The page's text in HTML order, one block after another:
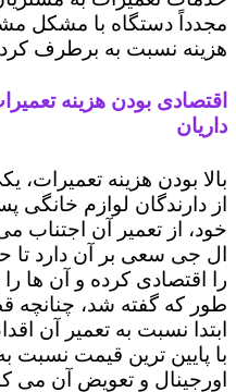
مجدداً دستگاه با مشکل
هزینه نسبت به برطرف
اقتصادی بودن هزینه
داریان
بالا بودن هزینه
از دارندگان لوازم
خود، از تعمیر آن اجتناب
ال جی سعی بر آن دارد تا
را اقتصادی کرده و آن ها را
طور که گفته شد،
ابتدا نسبت به تعمیر آن
با پایین ترین قیمت نسبت
اورجینال و تعویض آن می